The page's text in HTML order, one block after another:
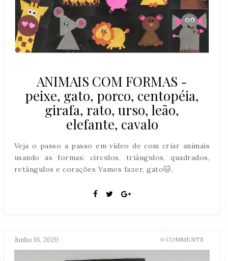
ANIMAIS COM FORMAS -
peixe, gato, porco, centopéia,
girafa, rato, urso, leão,
elefante, cavalo
Veja o passo a passo em vídeo de com criar animais
usando as formas: círculos, triângulos, quadrados,
retângulos e corações Vamos fazer, gato🐱,
Junho 16, 2020 0 COMMENTS